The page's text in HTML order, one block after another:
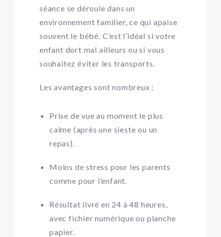
séance se déroule dans un
environnement familier, ce qui apaise
souvent le bébé. C’est l’idéal si votre
enfant dort mal ailleurs ou si vous
souhaitez éviter les transports.
Les avantages sont nombreux :
Prise de vue au moment le plus
calme (après une sieste ou un
repas).
Moins de stress pour les parents
comme pour l’enfant.
Résultat livré en 24 à 48 heures,
avec fichier numérique ou planche
papier.